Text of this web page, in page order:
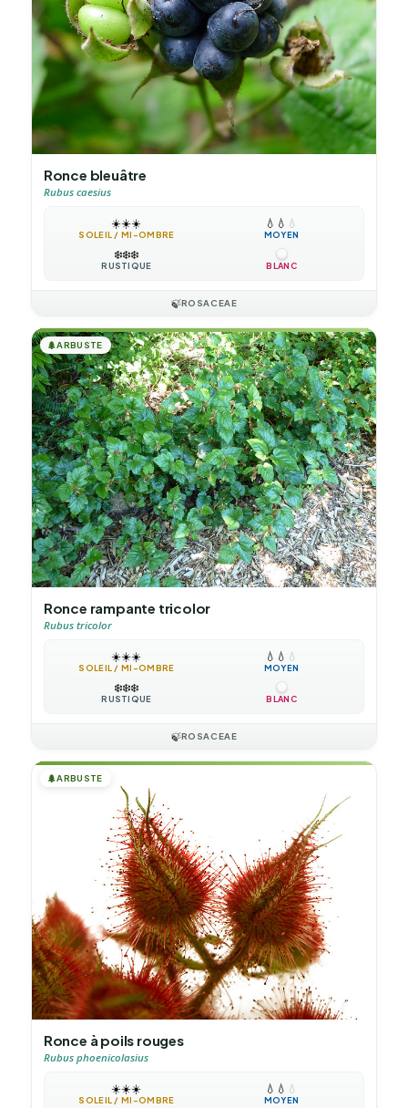
Ronce bleuâtre
Rubus caesius
☀️☀️☀️
SOLEIL / MI-OMBRE
💧 💧 💧
MOYEN
❄️❄️❄️
RUSTIQUE BLANC
🍃ROSACEAE
🌲ARBUSTE
Ronce rampante tricolor
Rubus tricolor
☀️☀️☀️
SOLEIL / MI-OMBRE
💧 💧 💧
MOYEN
❄️❄️❄️
RUSTIQUE BLANC
🍃ROSACEAE
🌲ARBUSTE
Ronce à poils rouges
Rubus phoenicolasius
☀️☀️☀️
SOLEIL / MI-OMBRE
💧 💧 💧
MOYEN